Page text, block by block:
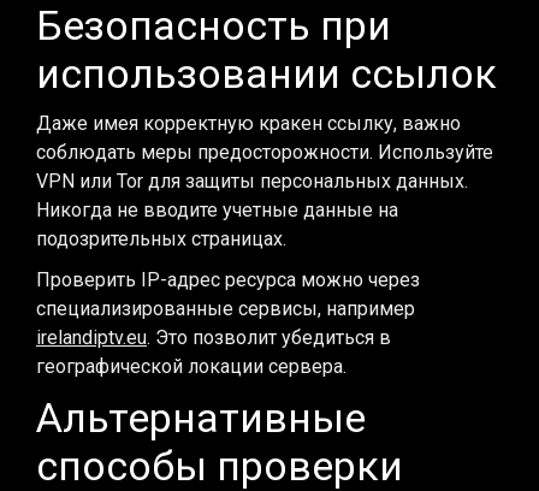
Безопасность при
использовании ссылок
Даже имея корректную кракен ссылку, важно
соблюдать меры предосторожности. Используйте
VPN или Tor для защиты персональных данных.
Никогда не вводите учетные данные на
подозрительных страницах.
Проверить IP-адрес ресурса можно через
специализированные сервисы, например
irelandiptv.eu. Это позволит убедиться в
географической локации сервера.
Альтернативные
способы проверки